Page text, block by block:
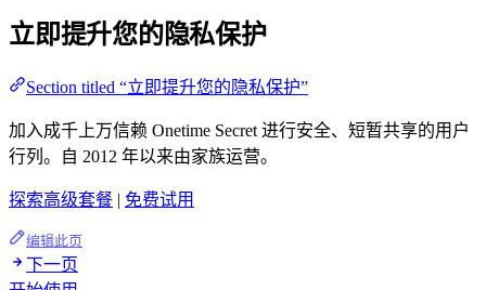
立即提升您的隐私保护
Section titled “立即提升您的隐私保护”
加入成千上万信赖 Onetime Secret 进行安全、短暂共享的用户
行列。自 2012 年以来由家族运营。
探索高级套餐 | 免费试用
编辑此页
下一页